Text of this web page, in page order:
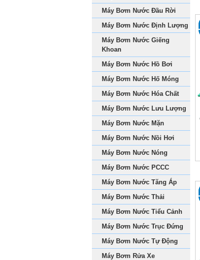
Máy Bơm Nước Đầu Rời
Máy Bơm Nước Định Lượng
Máy Bơm Nước Giếng
Khoan
Máy Bơm Nước Hồ Bơi
Máy Bơm Nước Hố Móng
Máy Bơm Nước Hóa Chất
Máy Bơm Nước Lưu Lượng
Máy Bơm Nước Mặn
Máy Bơm Nước Nồi Hơi
Máy Bơm Nước Nóng
Máy Bơm Nước PCCC
Máy Bơm Nước Tăng Áp
Máy Bơm Nước Thải
Máy Bơm Nước Tiểu Cảnh
Máy Bơm Nước Trục Đứng
Máy Bơm Nước Tự Động
Máy Bơm Rửa Xe